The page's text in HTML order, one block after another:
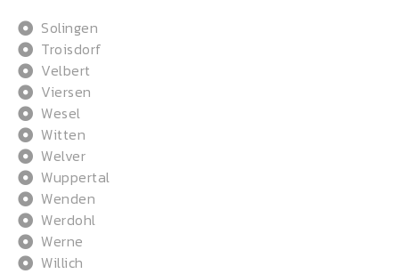
Solingen
Troisdorf
Velbert
Viersen
Wesel
Witten
Welver
Wuppertal
Wenden
Werdohl
Werne
Willich